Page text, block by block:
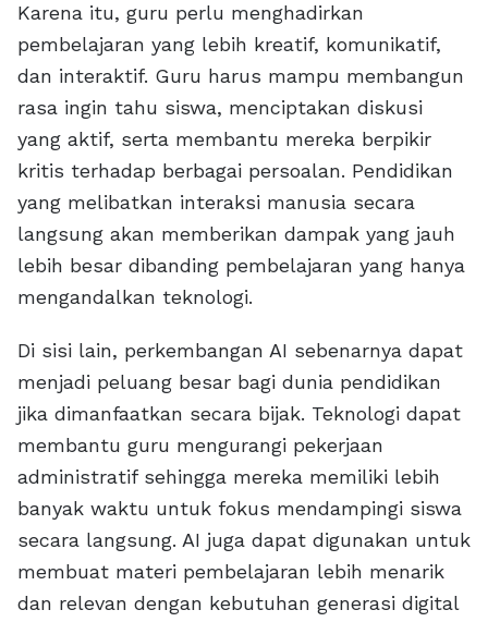
Karena itu, guru perlu menghadirkan
pembelajaran yang lebih kreatif, komunikatif,
dan interaktif. Guru harus mampu membangun
rasa ingin tahu siswa, menciptakan diskusi
yang aktif, serta membantu mereka berpikir
kritis terhadap berbagai persoalan. Pendidikan
yang melibatkan interaksi manusia secara
langsung akan memberikan dampak yang jauh
lebih besar dibanding pembelajaran yang hanya
mengandalkan teknologi.
Di sisi lain, perkembangan AI sebenarnya dapat
menjadi peluang besar bagi dunia pendidikan
jika dimanfaatkan secara bijak. Teknologi dapat
membantu guru mengurangi pekerjaan
administratif sehingga mereka memiliki lebih
banyak waktu untuk fokus mendampingi siswa
secara langsung. AI juga dapat digunakan untuk
membuat materi pembelajaran lebih menarik
dan relevan dengan kebutuhan generasi digital